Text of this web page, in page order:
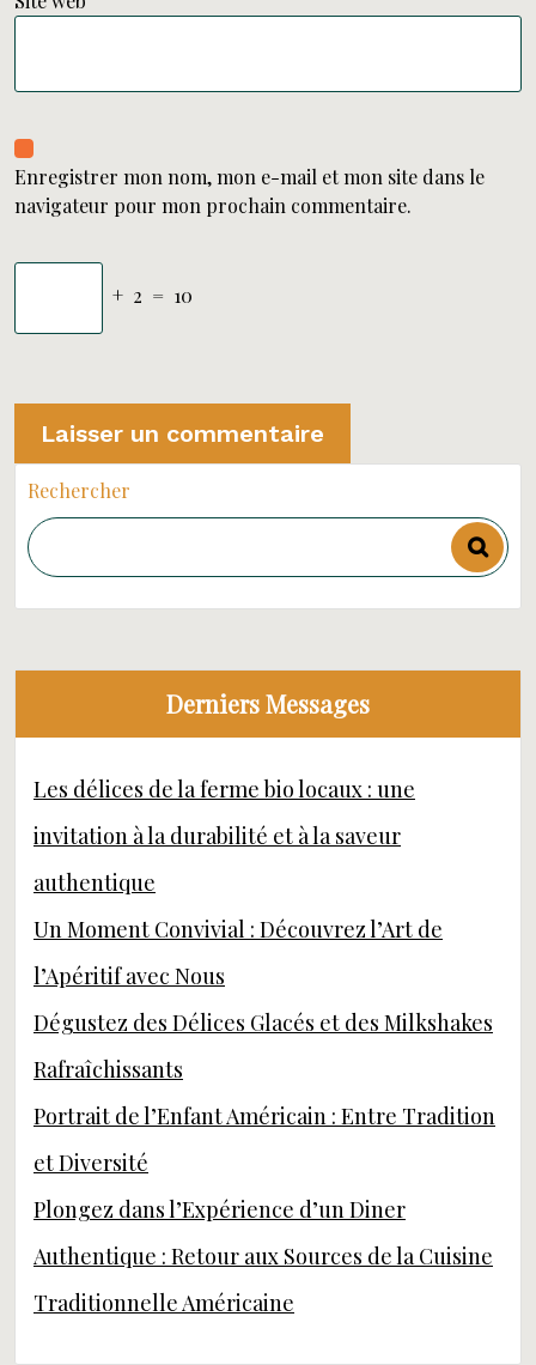
Enregistrer mon nom, mon e-mail et mon site dans le
navigateur pour mon prochain commentaire.
+ 2 = 10
Rechercher
Derniers Messages
Les délices de la ferme bio locaux : une
invitation à la durabilité et à la saveur
authentique
Un Moment Convivial : Découvrez l’Art de
l’Apéritif avec Nous
Dégustez des Délices Glacés et des Milkshakes
Rafraîchissants
Portrait de l’Enfant Américain : Entre Tradition
et Diversité
Plongez dans l’Expérience d’un Diner
Authentique : Retour aux Sources de la Cuisine
Traditionnelle Américaine